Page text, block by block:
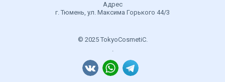
Адрес
г. Тюмень, ул. Максима Горького 44/3
© 2025 TokyoCosmetiC.
.